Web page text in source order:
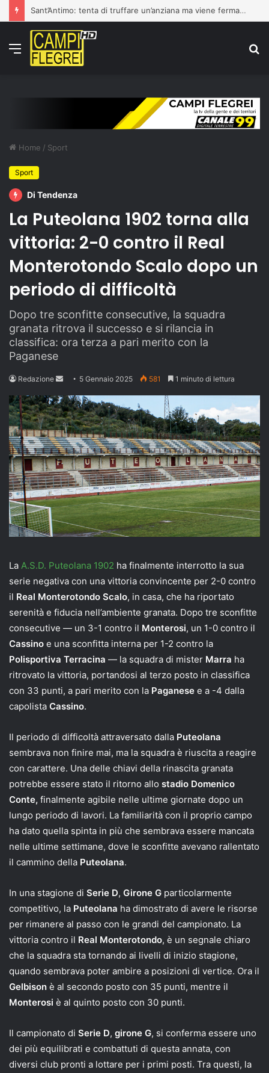
Sant’Antimo: tenta di truffare un’anziana ma viene fermato dai carabinieri. Denuncianto un 16enne
Menu
Home / Sport
Sport
Di Tendenza
La Puteolana 1902 torna alla
vittoria: 2-0 contro il Real
Monterotondo Scalo dopo un
periodo di difficoltà
Dopo tre sconfitte consecutive, la squadra
granata ritrova il successo e si rilancia in
classifica: ora terza a pari merito con la
Paganese
Redazione
Send
email
5 Gennaio 2025 581 1 minuto di lettura
La A.S.D. Puteolana 1902 ha finalmente interrotto la sua
serie negativa con una vittoria convincente per 2-0 contro
il Real Monterotondo Scalo, in casa, che ha riportato
serenità e fiducia nell’ambiente granata. Dopo tre sconfitte
consecutive — un 3-1 contro il Monterosi, un 1-0 contro il
Cassino e una sconfitta interna per 1-2 contro la
Polisportiva Terracina — la squadra di mister Marra ha
ritrovato la vittoria, portandosi al terzo posto in classifica
con 33 punti, a pari merito con la Paganese e a -4 dalla
capolista Cassino.
Il periodo di difficoltà attraversato dalla Puteolana
sembrava non finire mai, ma la squadra è riuscita a reagire
con carattere. Una delle chiavi della rinascita granata
potrebbe essere stato il ritorno allo stadio Domenico
Conte, finalmente agibile nelle ultime giornate dopo un
lungo periodo di lavori. La familiarità con il proprio campo
ha dato quella spinta in più che sembrava essere mancata
nelle ultime settimane, dove le sconfitte avevano rallentato
il cammino della Puteolana.
In una stagione di Serie D, Girone G particolarmente
competitivo, la Puteolana ha dimostrato di avere le risorse
per rimanere al passo con le grandi del campionato. La
vittoria contro il Real Monterotondo, è un segnale chiaro
che la squadra sta tornando ai livelli di inizio stagione,
quando sembrava poter ambire a posizioni di vertice. Ora il
Gelbison è al secondo posto con 35 punti, mentre il
Monterosi è al quinto posto con 30 punti.
Il campionato di Serie D, girone G, si conferma essere uno
dei più equilibrati e combattuti di questa annata, con
diversi club pronti a lottare per i primi posti. Tra questi, la